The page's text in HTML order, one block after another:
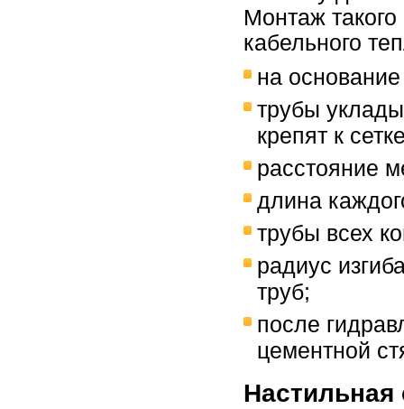
Монтаж
кабельного
на
трубы
крепят к
расстояние
длина
трубы всех
радиус
труб;
после
цементной
Настильная